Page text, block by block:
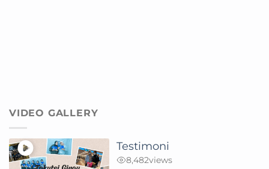
VIDEO GALLERY
Testimoni
8,482views